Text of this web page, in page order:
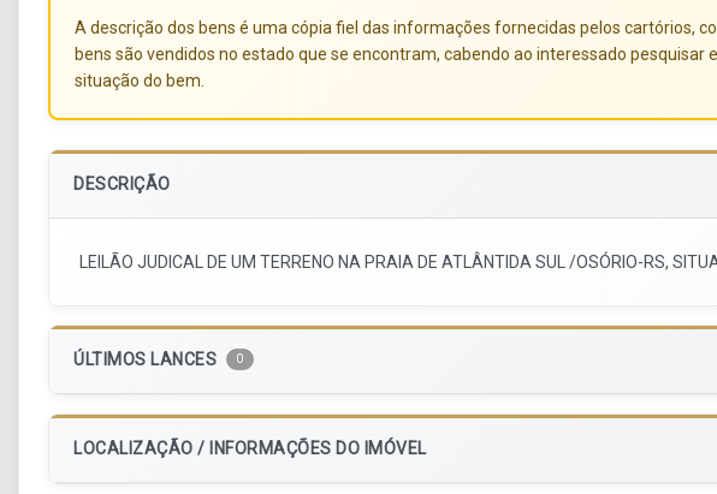
A descrição dos bens é uma cópia fiel das informações fornecidas pelos cartórios,
bens são vendidos no estado que se encontram, cabendo ao interessado
situação do bem.
DESCRIÇÃO
LEILÃO JUDICAL DE UM TERRENO NA PRAIA DE ATLÂNTIDA SUL /OSÓRIO-RS,
ÚLTIMOS LANCES 0
LOCALIZAÇÃO / INFORMAÇÕES DO IMÓVEL